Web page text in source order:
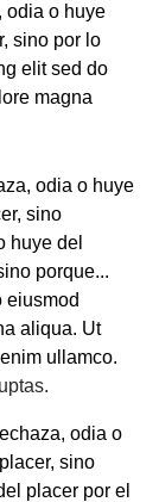
odia o huye
sino por lo
elit sed do
magna
odia o huye
sino
huye del
porque...
eiusmod
aliqua. Ut
ullamco.
odia o
sino
placer por el